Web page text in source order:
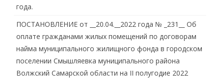
года.
ПОСТАНОВЛЕНИЕ от __20.04.__2022 года № _231__ Об
оплате гражданами жилых помещений по договорам
найма муниципального жилищного фонда в городском
поселении Смышляевка муниципального района
Волжский Самарской области на II полугодие 2022